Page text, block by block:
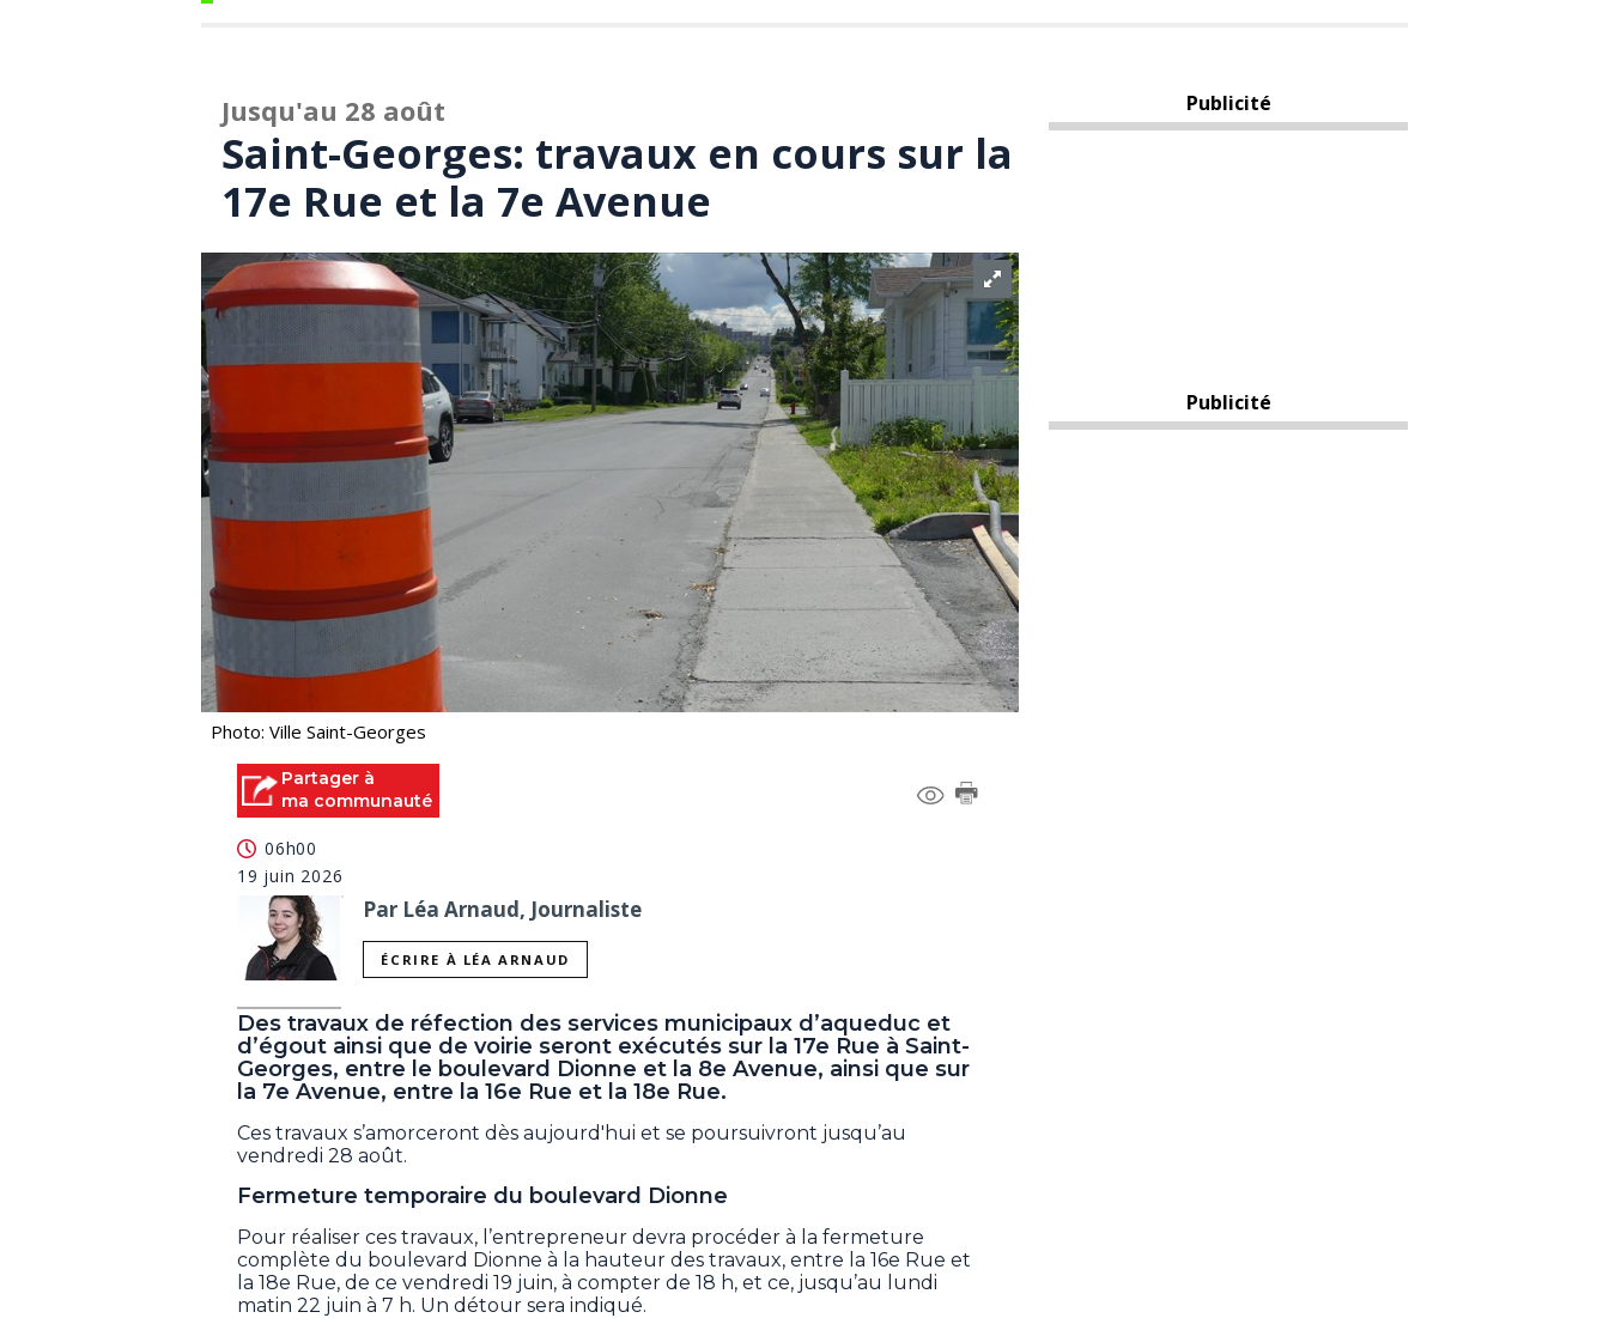
Jusqu'au 28 août
Saint-Georges: travaux en cours sur la
17e Rue et la 7e Avenue
Photo: Ville Saint-Georges
Partager à
ma communauté
06h00
19 juin 2026
Par Léa Arnaud, Journaliste
ÉCRIRE À LÉA ARNAUD
Des travaux de réfection des services municipaux d’aqueduc et
d’égout ainsi que de voirie seront exécutés sur la 17e Rue à Saint-
Georges, entre le boulevard Dionne et la 8e Avenue, ainsi que sur
la 7e Avenue, entre la 16e Rue et la 18e Rue.
Ces travaux s’amorceront dès aujourd'hui et se poursuivront jusqu’au
vendredi 28 août.
Fermeture temporaire du boulevard Dionne
Pour réaliser ces travaux, l’entrepreneur devra procéder à la fermeture
complète du boulevard Dionne à la hauteur des travaux, entre la 16e Rue et
la 18e Rue, de ce vendredi 19 juin, à compter de 18 h, et ce, jusqu’au lundi
matin 22 juin à 7 h. Un détour sera indiqué.
Publicité
Publicité